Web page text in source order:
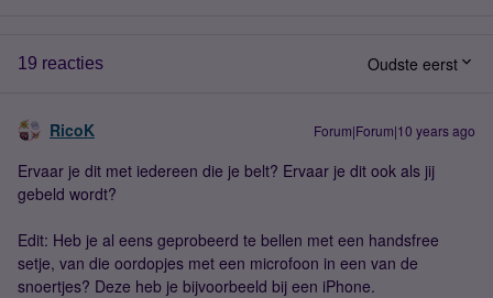
19 reacties Oudste eerst
RicoK Forum|Forum|10 years ago
Ervaar je dit met iedereen die je belt? Ervaar je dit ook als jij
gebeld wordt?
Edit: Heb je al eens geprobeerd te bellen met een handsfree
setje, van die oordopjes met een microfoon in een van de
snoertjes? Deze heb je bijvoorbeeld bij een iPhone.